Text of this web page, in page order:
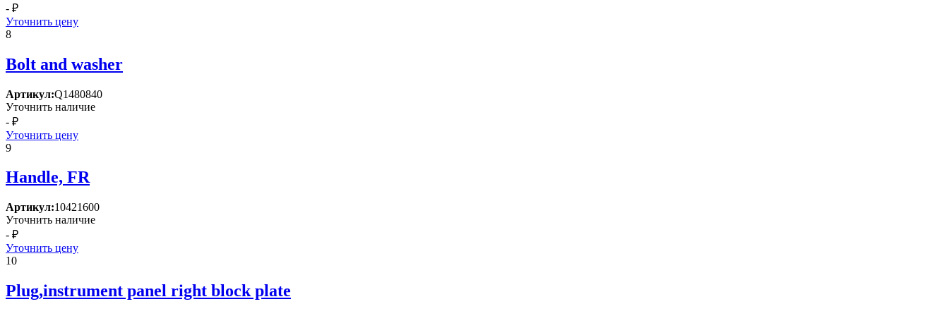
- ₽
Уточнить цену
8
Bolt and washer
Артикул:Q1480840
Уточнить наличие
- ₽
Уточнить цену
9
Handle, FR
Артикул:10421600
Уточнить наличие
- ₽
Уточнить цену
10
Plug,instrument panel right block plate